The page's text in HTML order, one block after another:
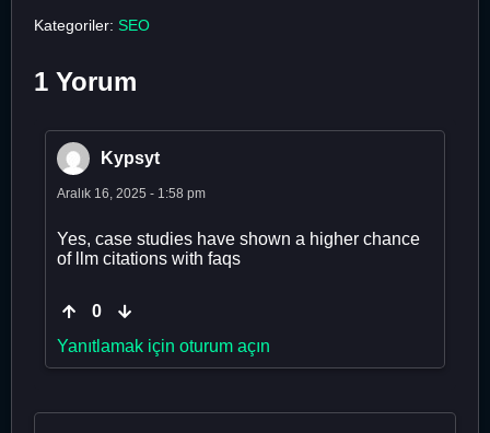
Kategoriler: SEO
1 Yorum
Kypsyt
Aralık 16, 2025 - 1:58 pm
Yes, case studies have shown a higher chance
of llm citations with faqs
0
Yanıtlamak için oturum açın